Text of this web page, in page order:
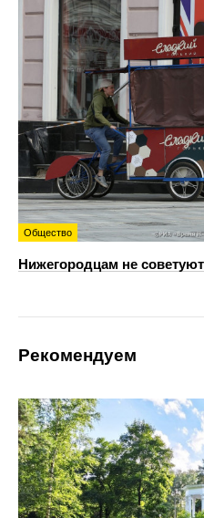
Общество
Нижегородцам не
Рекомендуем